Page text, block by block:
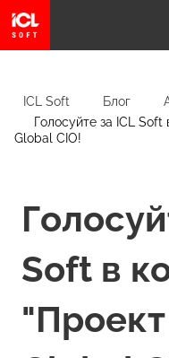
ICL Soft Блог
Голосуйте за ICL Soft
Global CIO!
Soft в